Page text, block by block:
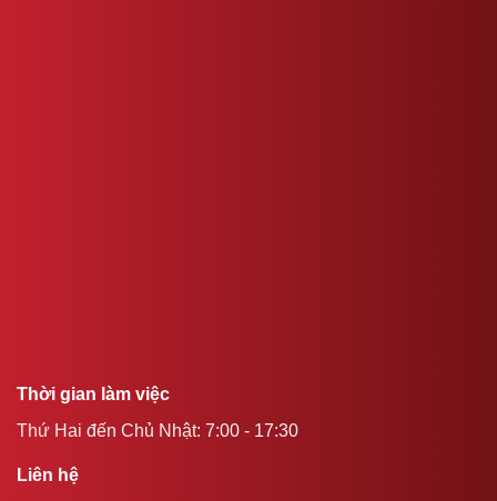
Thời gian làm việc
Thứ Hai đến Chủ Nhật: 7:00 - 17:30
Liên hệ